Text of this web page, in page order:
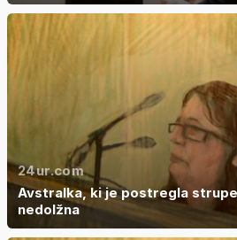
24ur.com
Avstralka, ki je postregla
nedolžna